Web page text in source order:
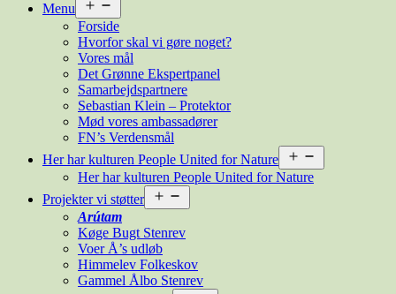
Menu
menu
Forside
Hvorfor skal vi gøre noget?
Vores mål
Det Grønne Ekspertpanel
Samarbejdspartnere
Sebastian Klein – Protektor
Mød vores ambassadører
FN’s Verdensmål
Her har kulturen People United for Nature
menu
Her har kulturen People United for Nature
Projekter vi støtter
menu
Arútam
Køge Bugt Stenrev
Voer Å’s udløb
Himmelev Folkeskov
Gammel Ålbo Stenrev